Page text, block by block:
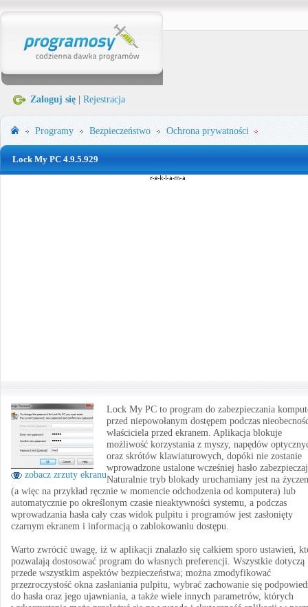
Zaloguj się Rejestracja
Programy Bezpieczeństwo Ochrona prywatności
Lock My PC 4.9.5.929
zobacz zrzuty ekranu
Lock My PC to program do zabezpieczania
przed niepowołanym dostępem podczas
właściciela przed ekranem. Aplikacja blokuje
możliwość korzystania z myszy, napędów
oraz skrótów klawiaturowych, dopóki nie zostanie
wprowadzone ustalone wcześniej hasło
Naturalnie tryb blokady uruchamiany jest na
(a więc na przykład ręcznie w momencie odchodzenia od komputera) lub
automatycznie po określonym czasie nieaktywności systemu, a podczas
wprowadzania hasła cały czas widok pulpitu i programów jest zasłonięty
czarnym ekranem i informacją o zablokowaniu dostępu.
Warto zwrócić uwagę, iż w aplikacji znalazło się całkiem sporo ustawień,
pozwalają dostosować program do własnych preferencji. Wszystkie dotyczą
przede wszystkim aspektów bezpieczeństwa; można zmodyfikować
przezroczystość okna zasłaniania pulpitu, wybrać zachowanie się
do hasła oraz jego ujawniania, a także wiele innych parametrów, których